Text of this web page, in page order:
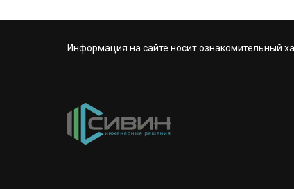
Информация на сайте носит ознакомительный